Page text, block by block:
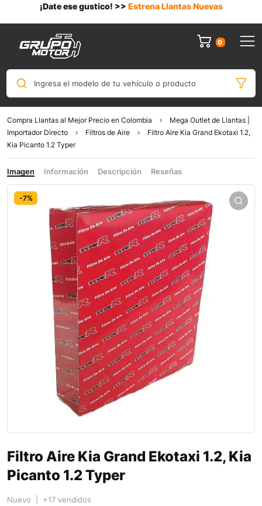
¡Date ese gustico! >> Estrena Llantas Nuevas
0
Ingresa el modelo de tu vehículo o producto
Compra Llantas al Mejor Precio en Colombia
Mega Outlet de Llantas |
Importador Directo
Filtros de Aire
Filtro Aire Kia Grand Ekotaxi 1.2,
Kia Picanto 1.2 Typer
Imagen Información Descripción Reseñas
-7%
Filtro Aire Kia Grand Ekotaxi 1.2, Kia
Picanto 1.2 Typer
Nuevo | +17 vendidos